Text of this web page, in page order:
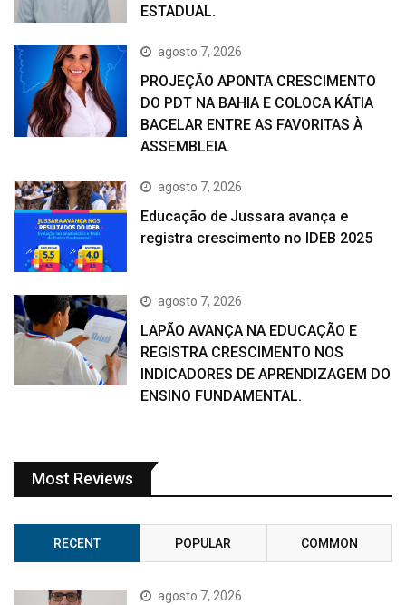
ESTADUAL.
agosto 7, 2026
PROJEÇÃO APONTA CRESCIMENTO
DO PDT NA BAHIA E COLOCA KÁTIA
BACELAR ENTRE AS FAVORITAS À
ASSEMBLEIA.
agosto 7, 2026
Educação de Jussara avança e
registra crescimento no IDEB 2025
agosto 7, 2026
LAPÃO AVANÇA NA EDUCAÇÃO E
REGISTRA CRESCIMENTO NOS
INDICADORES DE APRENDIZAGEM DO
ENSINO FUNDAMENTAL.
Most Reviews
RECENT POPULAR COMMON
agosto 7, 2026